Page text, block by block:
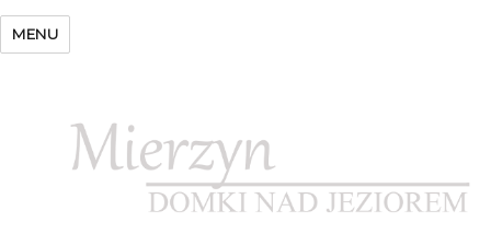
Domek nad jeziorem
MENU